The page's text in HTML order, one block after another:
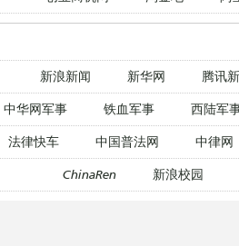
新浪新闻 新华网 腾讯
中华网军事 铁血军事 西陆军
法律快车 中国普法网 中律网
ChinaRen 新浪校园